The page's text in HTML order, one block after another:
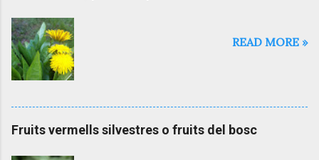
d
a
READ MORE »
Fruits vermells silvestres o fruits del bosc